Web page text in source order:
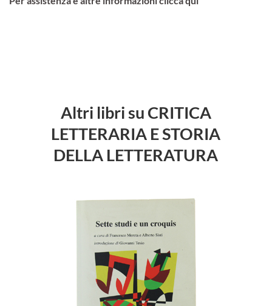
Altri libri su CRITICA
LETTERARIA E STORIA
DELLA LETTERATURA